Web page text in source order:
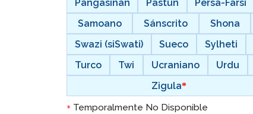
Pangasinan
Pastún Persa-Farsi
Samoano
Sánscrito Shona
Swazi (siSwati)
Sueco Sylheti
Turco
Twi Ucraniano Urdu
Zigula
* Temporalmente No Disponible